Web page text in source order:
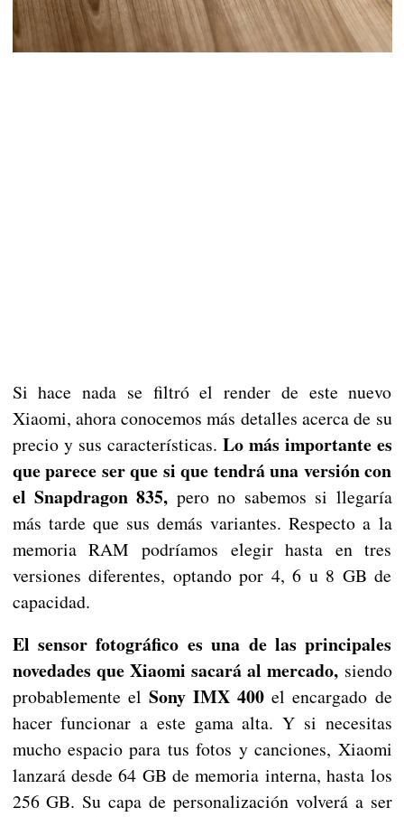
Si hace nada se filtró el render de este nuevo
Xiaomi, ahora conocemos más detalles acerca de su
precio y sus características. Lo más importante es
que parece ser que si que tendrá una versión con
el Snapdragon 835, pero no sabemos si llegaría
más tarde que sus demás variantes. Respecto a la
memoria RAM podríamos elegir hasta en tres
versiones diferentes, optando por 4, 6 u 8 GB de
capacidad.
El sensor fotográfico es una de las principales
novedades que Xiaomi sacará al mercado, siendo
probablemente el Sony IMX 400 el encargado de
hacer funcionar a este gama alta. Y si necesitas
mucho espacio para tus fotos y canciones, Xiaomi
lanzará desde 64 GB de memoria interna, hasta los
256 GB. Su capa de personalización volverá a ser